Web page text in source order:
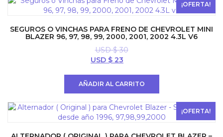
¡OFERTA!
SEGUROS O VINCHAS PARA FRENO DE CHEVROLET MINI
BLAZER 96, 97, 98, 99, 2000, 2001, 2002 4.3L V6
USD $30
El
$ 30.
USD $ 23
$ 23.
AÑADIR AL CARRITO
¡OFERTA!